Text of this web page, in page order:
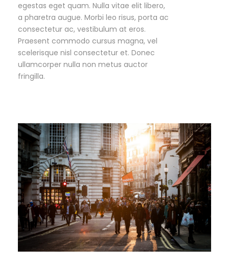
egestas eget quam. Nulla vitae elit libero,
a pharetra augue. Morbi leo risus, porta ac
consectetur ac, vestibulum at eros.
Praesent commodo cursus magna, vel
scelerisque nisl consectetur et. Donec
ullamcorper nulla non metus auctor
fringilla.